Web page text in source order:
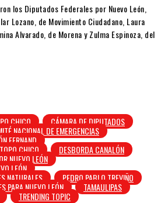
los Diputados Federales por Nuevo León,
Lozano, de Movimiento Ciudadano, Laura
Alvarado, de Morena y Zulma Espinoza, del
CHICO CÁMARA DE DIPUTADOS
NACIONAL DE EMERGENCIAS
FERNAND
CHICO DESBORDA CANALÓN
NUEVO LEÓN
LEÓN
NATURALES PEDRO PABLO TREVIÑO
PARA NUEVO LEÓN TAMAULIPAS
TRENDING TOPIC